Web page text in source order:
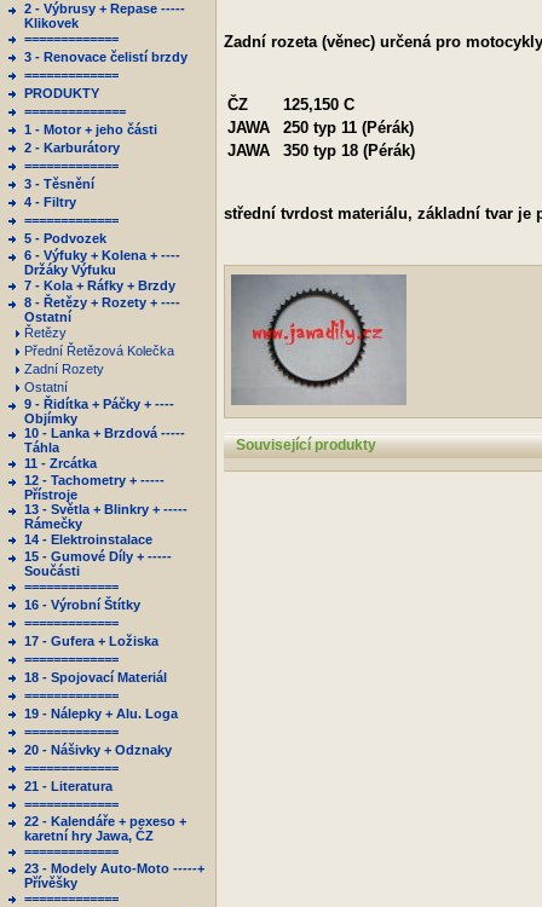
2 - Výbrusy + Repase -----
Klikovek
=============
3 - Renovace čelistí brzdy
=============
PRODUKTY
==============
1 - Motor + jeho části
2 - Karburátory
=============
3 - Těsnění
4 - Filtry
=============
5 - Podvozek
6 - Výfuky + Kolena + ----
Držáky Výfuku
7 - Kola + Ráfky + Brzdy
8 - Řetězy + Rozety + ----
Ostatní
Řetězy
Přední Řetězová Kolečka
Zadní Rozety
Ostatní
9 - Řidítka + Páčky + ----
Objímky
10 - Lanka + Brzdová -----
Táhla
11 - Zrcátka
12 - Tachometry + -----
Přístroje
13 - Světla + Blinkry + -----
Rámečky
14 - Elektroinstalace
15 - Gumové Díly + -----
Součásti
=============
16 - Výrobní Štítky
=============
17 - Gufera + Ložiska
=============
18 - Spojovací Materiál
=============
19 - Nálepky + Alu. Loga
=============
20 - Nášivky + Odznaky
=============
21 - Literatura
=============
22 - Kalendáře + pexeso +
karetní hry Jawa, ČZ
=============
23 - Modely Auto-Moto -----+
Přívěšky
=============
Zadní rozeta (věnec) určená pro
ČZ
125,150 C
JAWA
250 typ 11 (Pérák)
JAWA
350 typ 18 (Pérák)
střední tvrdost materiálu, základní tvar je
Související produkty